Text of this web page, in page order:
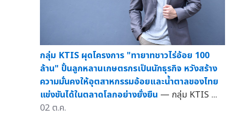
กลุ่ม KTIS ผุดโครงการ "ทายาทชาวไร่อ้อย 100
ล้าน" ปั้นลูกหลานเกษตรกรเป็นนักธุรกิจ หวังสร้าง
ความมั่นคงให้อุตสาหกรรมอ้อยและน้ำตาลของไทย
แข่งขันได้ในตลาดโลกอย่างยั่งยืน — กลุ่ม KTIS ...
02 ต.ค.